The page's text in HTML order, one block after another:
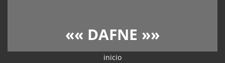
«« DAFNE »»
inicio